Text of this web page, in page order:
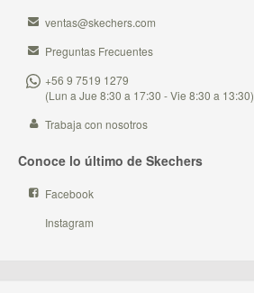
ventas@skechers.com
Preguntas Frecuentes
+56 9 7519 1279
(Lun a Jue 8:30 a 17:30 - Vie 8:30 a 13:30)
Trabaja con nosotros
Conoce lo último de Skechers
Facebook
Instagram